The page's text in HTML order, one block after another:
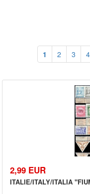
1 2 3 4
2,99 EUR
ITALIE/ITALY/ITALIA